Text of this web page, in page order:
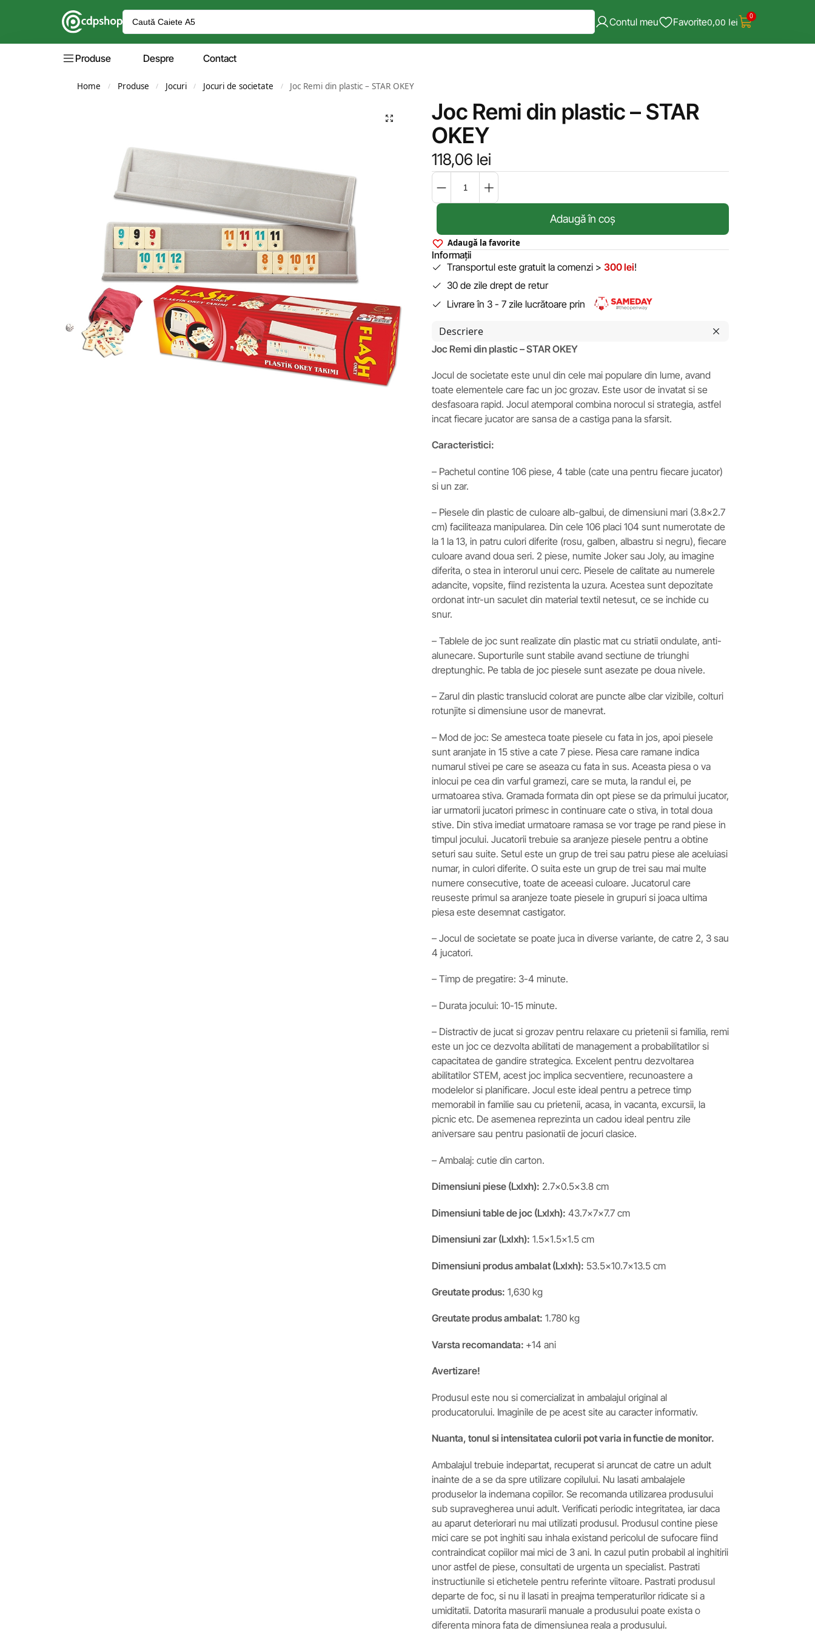
Contul meu Favorite0,00 lei 0
Produse Despre Contact
Home / Produse / Jocuri / Jocuri de societate / Joc Remi din plastic – STAR OKEY
Joc Remi din plastic – STAR
OKEY
118,06 lei
Adaugă în coș
Adaugă la favorite
Informații
Transportul este gratuit la comenzi > 300 lei!
30 de zile drept de retur
Livrare în 3 - 7 zile lucrătoare prin
Descriere
Joc Remi din plastic – STAR OKEY
Jocul de societate este unul din cele mai populare din lume, avand
toate elementele care fac un joc grozav. Este usor de invatat si se
desfasoara rapid. Jocul atemporal combina norocul si strategia, astfel
incat fiecare jucator are sansa de a castiga pana la sfarsit.
Caracteristici:
– Pachetul contine 106 piese, 4 table (cate una pentru fiecare jucator)
si un zar.
– Piesele din plastic de culoare alb-galbui, de dimensiuni mari (3.8×2.7
cm) faciliteaza manipularea. Din cele 106 placi 104 sunt numerotate de
la 1 la 13, in patru culori diferite (rosu, galben, albastru si negru), fiecare
culoare avand doua seri. 2 piese, numite Joker sau Joly, au imagine
diferita, o stea in interorul unui cerc. Piesele de calitate au numerele
adancite, vopsite, fiind rezistenta la uzura. Acestea sunt depozitate
ordonat intr-un saculet din material textil netesut, ce se inchide cu
snur.
– Tablele de joc sunt realizate din plastic mat cu striatii ondulate, anti-
alunecare. Suporturile sunt stabile avand sectiune de triunghi
dreptunghic. Pe tabla de joc piesele sunt asezate pe doua nivele.
– Zarul din plastic translucid colorat are puncte albe clar vizibile, colturi
rotunjite si dimensiune usor de manevrat.
– Mod de joc: Se amesteca toate piesele cu fata in jos, apoi piesele
sunt aranjate in 15 stive a cate 7 piese. Piesa care ramane indica
numarul stivei pe care se aseaza cu fata in sus. Aceasta piesa o va
inlocui pe cea din varful gramezi, care se muta, la randul ei, pe
urmatoarea stiva. Gramada formata din opt piese se da primului jucator,
iar urmatorii jucatori primesc in continuare cate o stiva, in total doua
stive. Din stiva imediat urmatoare ramasa se vor trage pe rand piese in
timpul jocului. Jucatorii trebuie sa aranjeze piesele pentru a obtine
seturi sau suite. Setul este un grup de trei sau patru piese ale aceluiasi
numar, in culori diferite. O suita este un grup de trei sau mai multe
numere consecutive, toate de aceeasi culoare. Jucatorul care
reuseste primul sa aranjeze toate piesele in grupuri si joaca ultima
piesa este desemnat castigator.
– Jocul de societate se poate juca in diverse variante, de catre 2, 3 sau
4 jucatori.
– Timp de pregatire: 3-4 minute.
– Durata jocului: 10-15 minute.
– Distractiv de jucat si grozav pentru relaxare cu prietenii si familia, remi
este un joc ce dezvolta abilitati de management a probabilitatilor si
capacitatea de gandire strategica. Excelent pentru dezvoltarea
abilitatilor STEM, acest joc implica secventiere, recunoastere a
modelelor si planificare. Jocul este ideal pentru a petrece timp
memorabil in familie sau cu prietenii, acasa, in vacanta, excursii, la
picnic etc. De asemenea reprezinta un cadou ideal pentru zile
aniversare sau pentru pasionatii de jocuri clasice.
– Ambalaj: cutie din carton.
Dimensiuni piese (Lxlxh): 2.7×0.5×3.8 cm
Dimensiuni table de joc (Lxlxh): 43.7x7x7.7 cm
Dimensiuni zar (Lxlxh): 1.5×1.5×1.5 cm
Dimensiuni produs ambalat (Lxlxh): 53.5×10.7×13.5 cm
Greutate produs: 1,630 kg
Greutate produs ambalat: 1.780 kg
Varsta recomandata: +14 ani
Avertizare!
Produsul este nou si comercializat in ambalajul original al
producatorului. Imaginile de pe acest site au caracter informativ.
Nuanta, tonul si intensitatea culorii pot varia in functie de monitor.
Ambalajul trebuie indepartat, recuperat si aruncat de catre un adult
inainte de a se da spre utilizare copilului. Nu lasati ambalajele
produselor la indemana copiilor. Se recomanda utilizarea produsului
sub supravegherea unui adult. Verificati periodic integritatea, iar daca
au aparut deteriorari nu mai utilizati produsul. Produsul contine piese
mici care se pot inghiti sau inhala existand pericolul de sufocare fiind
contraindicat copiilor mai mici de 3 ani. In cazul putin probabil al inghitirii
unor astfel de piese, consultati de urgenta un specialist. Pastrati
instructiunile si etichetele pentru referinte viitoare. Pastrati produsul
departe de foc, si nu il lasati in preajma temperaturilor ridicate si a
umiditatii. Datorita masurarii manuale a produsului poate exista o
diferenta minora fata de dimensiunea reala a produsului.